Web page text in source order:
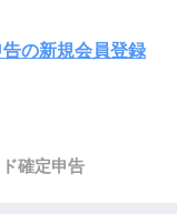
の新規会員登録
確定申告